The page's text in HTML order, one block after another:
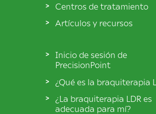
Centros de tratamiento
Artículos y recursos
Inicio de sesión de
PrecisionPoint
¿Qué es la braquiterapia
¿La braquiterapia LDR es
adecuada para mí?